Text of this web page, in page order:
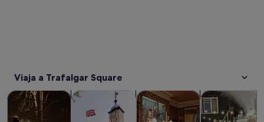
Viaja a Trafalgar Square
Visitas guiadas y excursiones de un díaSe abre en una
Historia y culturaSe abre en una pestaña
Visitas privadas yComidas,